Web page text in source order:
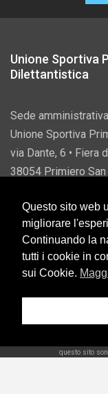
Unione Sportiva
Dilettantistica
Sede
Unione Sportiva
via Dante, 6 • Fiera
38054 Primiero
Vantaggi
questo sito
Questo sito web
migliorare
Continuando la
tutti i cookie in
sui Cookie.